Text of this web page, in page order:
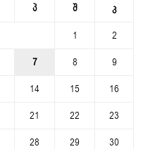
პ შ კ
1
2
7 8
9
14 15
16
21 22
23
28 29
30